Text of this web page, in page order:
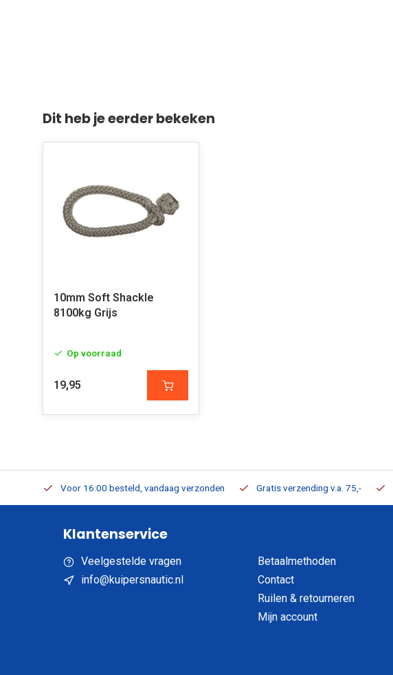
Dit heb je eerder bekeken
10mm Soft Shackle
8100kg Grijs
Op voorraad
19,95
Voor 16:00 besteld, vandaag verzonden Gratis verzending v.a. 75,-
Klantenservice
Veelgestelde vragen
info@kuipersnautic.nl
Betaalmethoden
Contact
Ruilen & retourneren
Mijn account